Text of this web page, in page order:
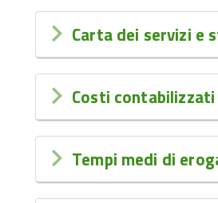
Carta dei servizi e
Costi contabilizzati
Tempi medi di